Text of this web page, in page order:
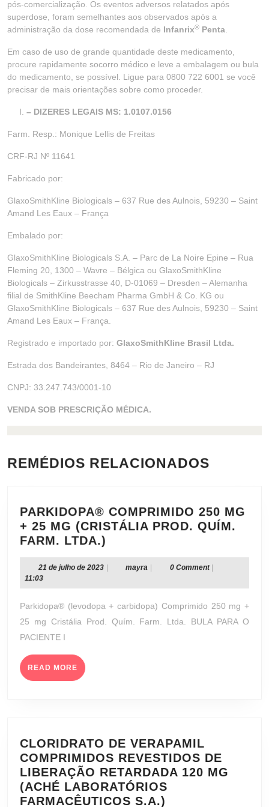
pós-comercialização. Os eventos adversos relatados após
superdose, foram semelhantes aos observados após a
administração da dose recomendada de Infanrix® Penta
Em caso de uso de grande quantidade deste medicamento,
procure rapidamente socorro médico e leve a embalagem ou bula
do medicamento, se possível. Ligue para 0800 722 6001 se você
precisar de mais orientações sobre como proceder.
– DIZERES LEGAIS MS: 1.0107.0156
Farm. Resp.: Monique Lellis de Freitas
CRF-RJ Nº 11641
Fabricado por:
GlaxoSmithKline Biologicals – 637 Rue des Aulnois, 59230 – Saint
Amand Les Eaux – França
Embalado por:
GlaxoSmithKline Biologicals S.A. – Parc de La Noire Epine – Rua
Fleming 20, 1300 – Wavre – Bélgica ou GlaxoSmithKline
Biologicals – Zirkusstrasse 40, D-01069 – Dresden – Alemanha
filial de SmithKline Beecham Pharma GmbH & Co. KG ou
GlaxoSmithKline Biologicals – 637 Rue des Aulnois, 59230 – Saint
Amand Les Eaux – França.
Registrado e importado por: GlaxoSmithKline Brasil Ltda.
Estrada dos Bandeirantes, 8464 – Rio de Janeiro – RJ
CNPJ: 33.247.743/0001-10
VENDA SOB PRESCRIÇÃO MÉDICA.
REMÉDIOS RELACIONADOS
PARKIDOPA® COMPRIMIDO 250 MG
+ 25 MG (CRISTÁLIA PROD. QUÍM.
FARM. LTDA.)
250
25
MG
21 de julho de 202321
julho
2023
mayra mayra 0 Comment
11:03
Parkidopa® (levodopa + carbidopa) Comprimido 250 mg +
25 mg Cristália Prod. Quím. Farm. Ltda. BULA PARA O
PACIENTE I
READ MORE READ
MORE
CLORIDRATO DE VERAPAMIL
COMPRIMIDOS REVESTIDOS DE
LIBERAÇÃO RETARDADA 120 MG
(ACHÉ LABORATÓRIOS
FARMACÊUTICOS S.A.)